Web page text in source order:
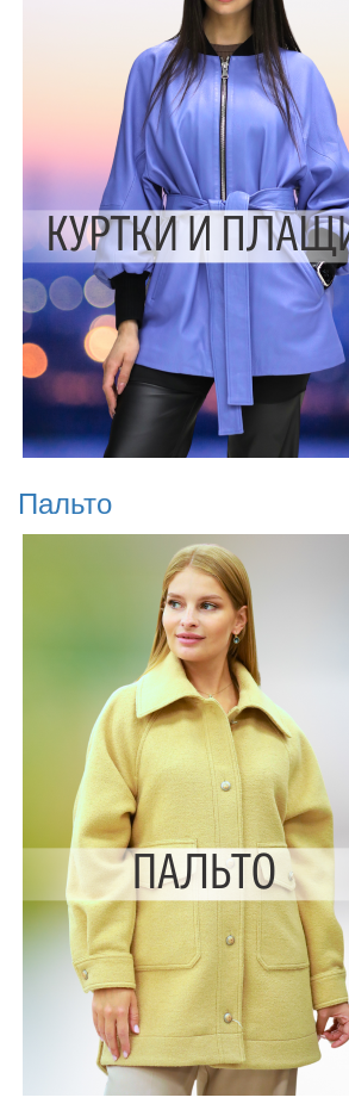
Пальто